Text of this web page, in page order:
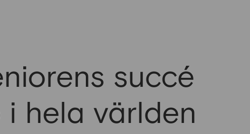
succé
hela världen